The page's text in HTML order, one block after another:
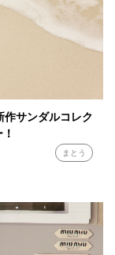
作サンダルコレク
まとう